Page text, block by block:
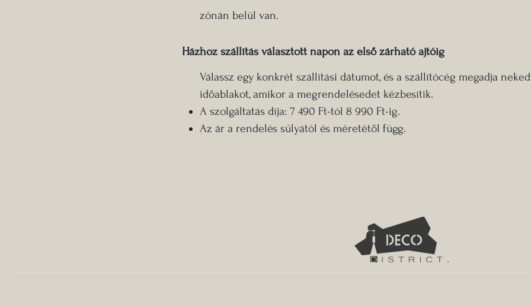
zónán belül van.
Házhoz szállítás választott napon az első zárható ajtóig
Válassz egy konkrét szállítási dátumot, és a szállítócég megadja
időablakot, amikor a megrendelésedet kézbesítik.​​
A szolgáltatás díja: 7 490 Ft-tól 8 990 Ft-ig.
Az ár a rendelés súlyától és méretétől függ.​